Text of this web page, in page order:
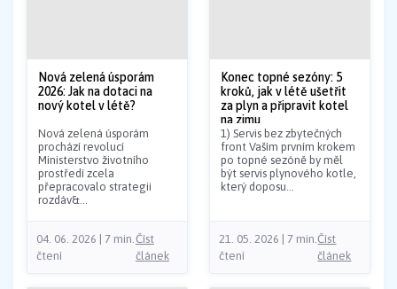
Nová zelená úsporám
2026: Jak na dotaci na
nový kotel v létě?
Nová zelená úsporám
prochází revolucí
Ministerstvo životního
prostředí zcela
přepracovalo strategii
rozdáv&...
04. 06. 2026 | 7 min.
čtení
Číst
článek
Konec topné sezóny: 5
kroků, jak v létě ušetřit
za plyn a připravit kotel
na zimu
1) Servis bez zbytečných
front Vaším prvním krokem
po topné sezóně by měl
být servis plynového kotle,
který doposu...
21. 05. 2026 | 7 min.
čtení
Číst
článek